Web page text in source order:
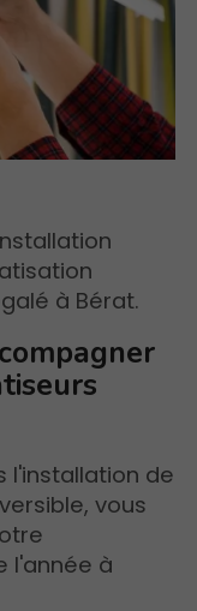
à Bérat.
l'installation de
vous
l'année à